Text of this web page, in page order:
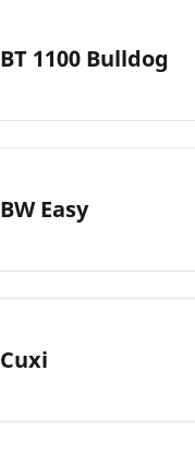
BT 1100 Bulldog
BW Easy
Cuxi